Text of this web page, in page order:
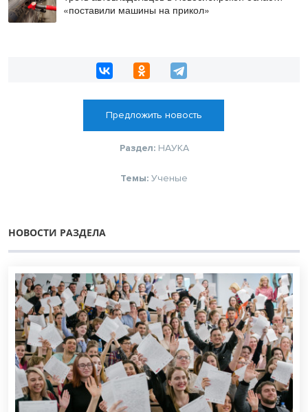
«поставили машины на прикол»
Предложить новость
Раздел: НАУКА
Темы: Ученые
НОВОСТИ РАЗДЕЛА